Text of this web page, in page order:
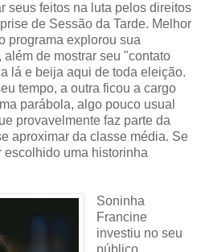
seus feitos na luta pelos direitos
de Sessão da Tarde. Melhor
programa explorou sua
de mostrar seu "contato
lá e beija aqui de toda eleição.
tempo, a outra ficou a cargo
parábola, algo pouco usual
provavelmente faz parte da
aproximar da classe média. Se
uma historinha
Soninha
Francine
investiu no seu